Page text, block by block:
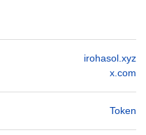
irohasol.xyz
x.com
Token